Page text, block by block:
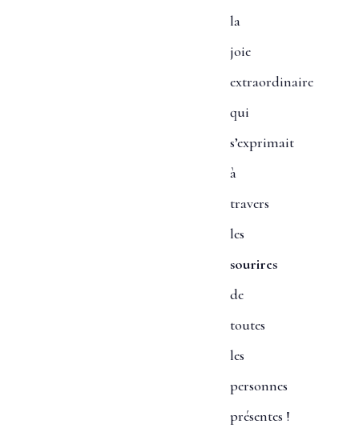
la
joie
extraordinaire
qui
s’exprimait
à
travers
les
sourires
de
toutes
les
personnes
présentes !